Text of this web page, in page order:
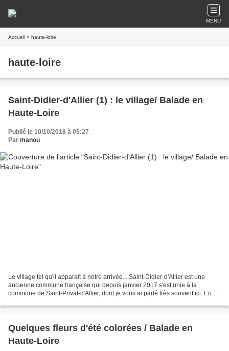
MENU
Accueil » haute-loire
haute-loire
Saint-Didier-d'Allier (1) : le village/ Balade en
Haute-Loire
Publié le 10/10/2018 à 05:27
Par manou
Le village tel qu'il apparaît à notre arrivée... Saint-Didier-d'Allier est une
ancienne commune française qui depuis janvier 2017 s'est unie à la
commune de Saint-Privat-d'Allier, dont je vous ai parlé très souvent ici. En
Quelques fleurs d'été colorées / Balade en
Haute-Loire